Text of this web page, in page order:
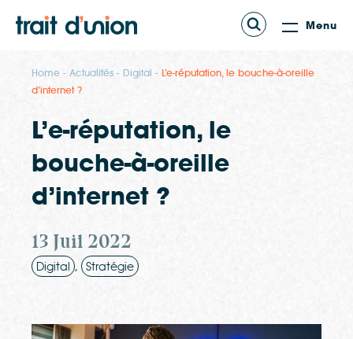
Menu
Home Actualités Digital
L’e-réputation, le bouche-à-oreille
d’internet ?
L’e-réputation, le
bouche-à-oreille
d’internet ?
13 Juil 2022
Digital , Stratégie